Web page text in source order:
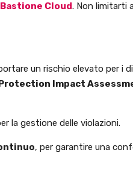
Bastione Cloud. Non limitarti
un rischio elevato per i
Impact
la gestione delle violazioni.
, per garantire una